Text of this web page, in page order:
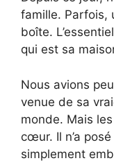
famille. Parfois,
boîte.
qui est sa
Nous avions
venue de sa
monde. Mais
cœur. Il n’a
simplement